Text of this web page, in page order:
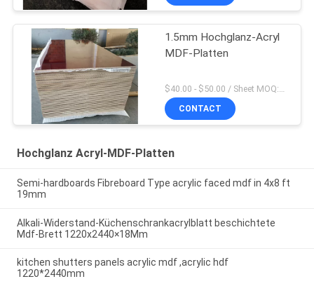
1.5mm Hochglanz-Acryl
MDF-Platten
CONTACT
Hochglanz Acryl-MDF-Platten
Semi-hardboards Fibreboard Type acrylic faced mdf in 4x8 ft
19mm
Alkali-Widerstand-Küchenschrankacrylblatt beschichtete
Mdf-Brett 1220x2440×18Mm
kitchen shutters panels acrylic mdf ,acrylic hdf
1220*2440mm